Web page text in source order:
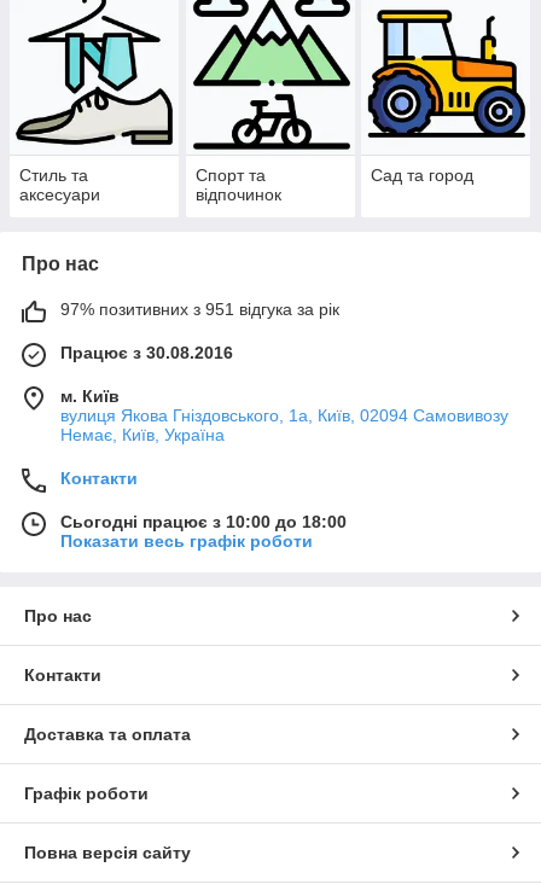
Стиль та
аксесуари
Спорт та
відпочинок
Сад та город
Про нас
97% позитивних з 951 відгука за рік
Працює з 30.08.2016
м. Київ
вулиця Якова Гніздовського, 1а, Київ, 02094 Самовивозу
Немає, Київ, Україна
Контакти
Сьогодні працює з 10:00 до 18:00
Показати весь графік роботи
Про нас
Контакти
Доставка та оплата
Графік роботи
Повна версія сайту